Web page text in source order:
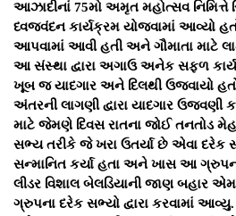
આઝાદીનાં 75મો અમૃત મહોત્સવ નિમિત્તે
ધ્વજવંદન કાર્યક્રમ યોજવામાં આવ્યો
આપવામાં આવી હતી અને ગૌમાતા માટે
આ સંસ્થા દ્વારા અગાઉ અનેક સફળ
ખૂબ જ યાદગાર અને દિલથી ઉજવાયો
અંતરની લાગણી દ્વારા યાદગાર ઉજવણી
માટે જેમણે દિવસ રાતના જોઈ તનતોડ
સભ્ય તરીકે જે ખરા ઉતર્યા છે એવા
સન્માનિત કર્યા હતા અને ખાસ આ
લીડર વિશાલ બેલડિયાની જાણ બહાર
ગ્રુપના દરેક સભ્યો દ્વારા કરવામાં